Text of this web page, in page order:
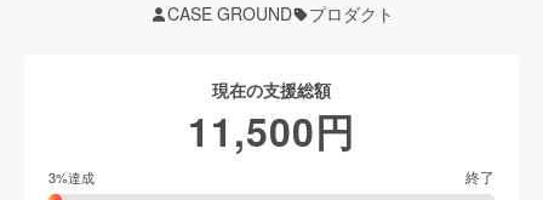
CASE GROUND プロダクト
現在の支援総額
11,500円
3%達成 終了